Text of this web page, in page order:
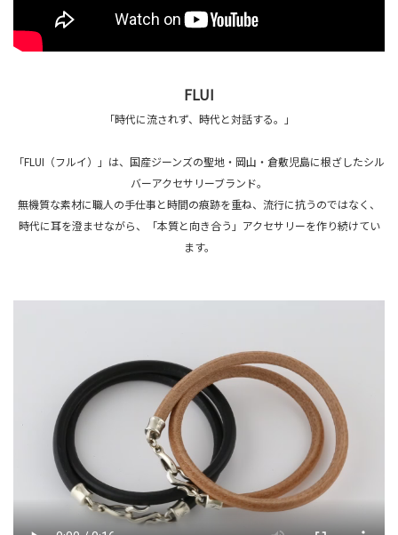
FLUI
「時代に流されず、時代と対話する。」
「FLUI（フルイ）」は、国産ジーンズの聖地・岡山・倉敷児島に根ざしたシル
バーアクセサリーブランド。
無機質な素材に職人の手仕事と時間の痕跡を重ね、流行に抗うのではなく、
時代に耳を澄ませながら、「本質と向き合う」アクセサリーを作り続けてい
ます。